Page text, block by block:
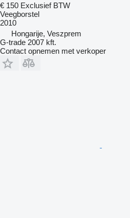
€ 150 Exclusief BTW
Veegborstel
2010
Hongarije, Veszprem
G-trade 2007 kft.
Contact opnemen met verkoper